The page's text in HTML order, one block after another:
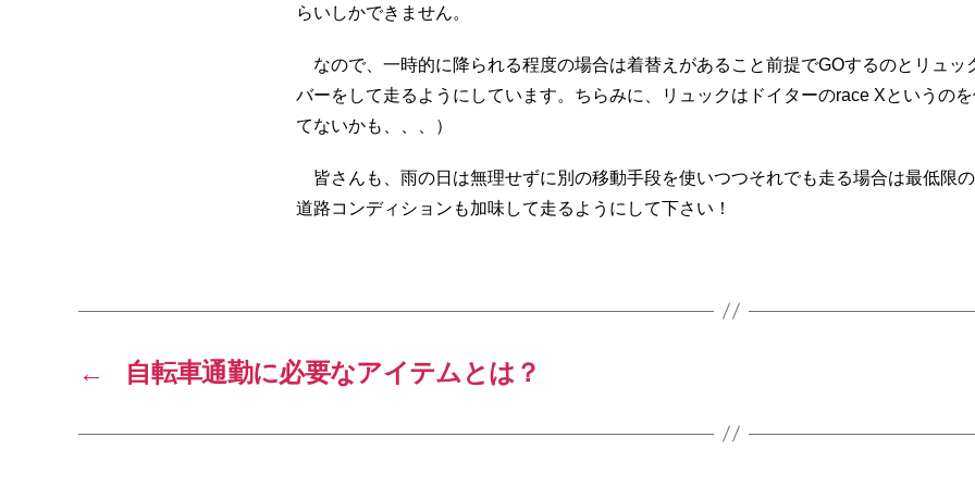
らいしかできません。
なので、一時的に降られる程度の場合は着替えがあること前提でGOするのとリュッ
バーをして走るようにしています。ちらみに、リュックはドイターのrace Xというの
てないかも、、、）
皆さんも、雨の日は無理せずに別の移動手段を使いつつそれでも走る場合は最低限
道路コンディションも加味して走るようにして下さい！
← 自転車通勤に必要なアイテムとは？